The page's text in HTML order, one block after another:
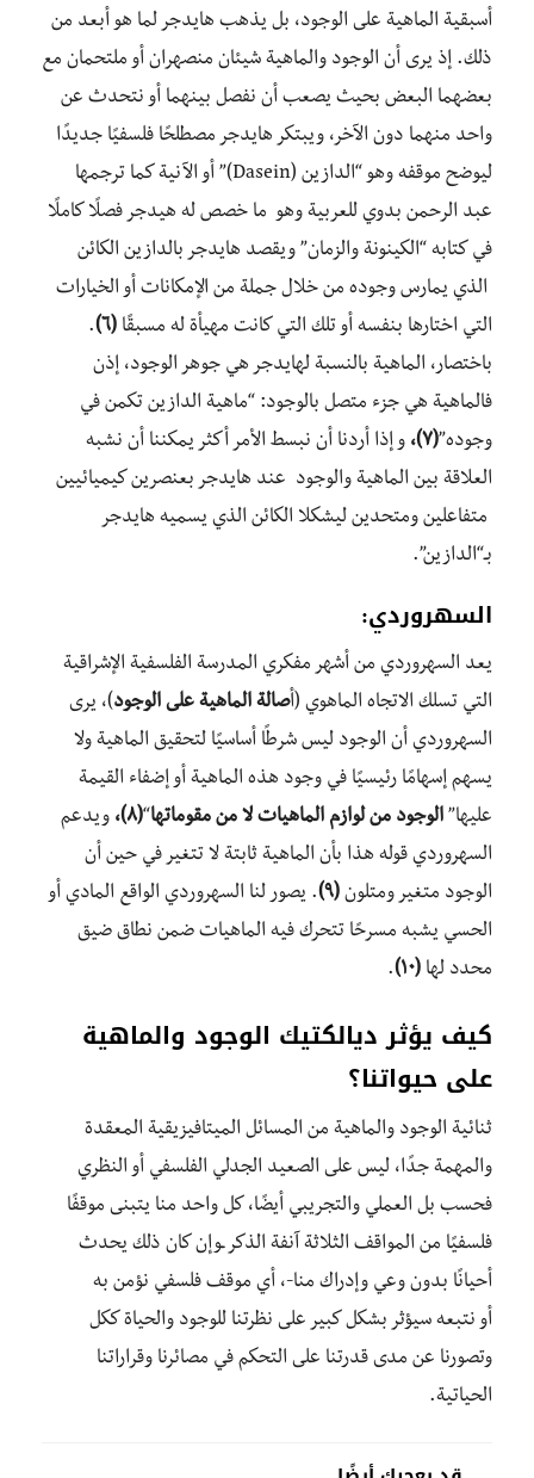
أسبقية الماهية على الوجود، بل يذهب هايدجر لما هو أبعد من
ذلك. إذ يرى أن الوجود والماهية شيئان منصهران أو ملتحمان مع
بعضهما البعض بحيث يصعب أن نفصل بينهما أو نتحدث عن
واحد منهما دون الآخر، ويبتكر هايدجر مصطلحًا فلسفيًا جديدًا
ليوضح موقفه وهو “الدازين (
Dasein
)” أو الآنية كما ترجمها
عبد الرحمن بدوي للعربية وهو ما خصص له هيدجر فصلًا كاملًا
في كتابه “الكينونة والزمان” ويقصد هايدجر بالدازين الكائن
الذي يمارس وجوده من خلال جملة من الإمكانات أو الخيارات
التي اختارها بنفسه أو تلك التي كانت مهيأة له مسبقًا (٦)
.
باختصار، الماهية بالنسبة لهايدجر هي جوهر الوجود، إذن
فالماهية هي جزء متصل بالوجود:
“ماهية الدازين تكمن في
وجوده”(٧)، و إذا أردنا أن نبسط الأمر أكثر يمكننا أن نشبه
العلاقة بين الماهية والوجود عند هايدجر بعنصرين كيميائيين
متفاعلين ومتحدين ليشكلا الكائن الذي يسميه هايدجر
بـ“الدازين”.
السهروردي:
يعد السهروردي من أشهر مفكري المدرسة الفلسفية الإشراقية
التي تسلك الاتجاه الماهوي (أصالة الماهية على الوجود)، يرى
السهروردي أن الوجود ليس شرطًا أساسيًا لتحقيق الماهية ولا
يسهم إسهامًا رئيسيًا في وجود هذه الماهية أو إضفاء القيمة
عليها” الوجود من لوازم الماهيات لا من مقوماتها“(٨)،
ويدعم
السهروردي قوله هذا بأن الماهية ثابتة لا تتغير في حين أن
الوجود متغير ومتلون (٩)
. يصور لنا السهروردي الواقع المادي أو
الحسي يشبه مسرحًا تتحرك فيه الماهيات ضمن نطاق ضيق
محدد لها (١٠) .
كيف يؤثر ديالكتيك الوجود والماهية
على حيواتنا؟
ثنائية الوجود والماهية من المسائل الميتافيزيقية المعقدة
والمهمة جدًا، ليس على الصعيد الجدلي الفلسفي أو النظري
فحسب بل العملي والتجريبي أيضًا، كل واحد منا يتبنى موقفًا
فلسفيًا من المواقف الثلاثة آنفة الذكر ـوإن كان ذلك يحدث
أحيانًا بدون وعي وإدراك منا-، أي موقف فلسفي نؤمن به
أو نتبعه سيؤثر بشكل كبير على نظرتنا للوجود والحياة ككل
وتصورنا عن مدى قدرتنا على التحكم في مصائرنا وقراراتنا
الحياتية.